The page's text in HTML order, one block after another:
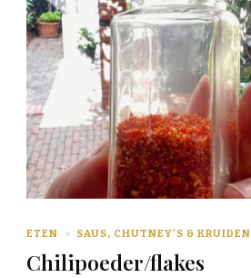
ETEN SAUS, CHUTNEY'S & KRUIDEN
Chilipoeder/flakes